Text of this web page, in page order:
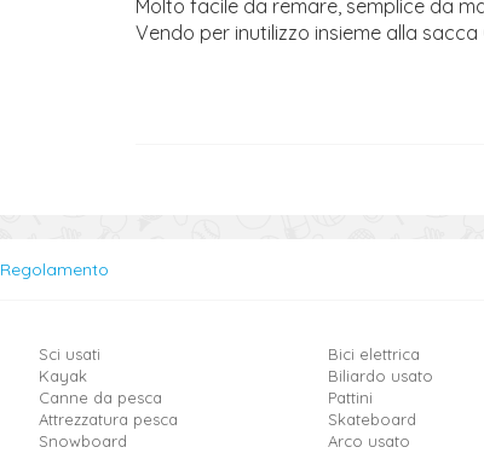
Molto facile da remare, semplice da
Vendo per inutilizzo insieme alla
Regolamento
Sci usati
Kayak
Canne da pesca
Attrezzatura pesca
Snowboard
Bici elettrica
Biliardo usato
Pattini
Skateboard
Arco usato